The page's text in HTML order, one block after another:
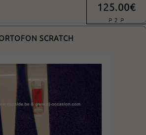
125.00€
P 2 P
SCRATCH